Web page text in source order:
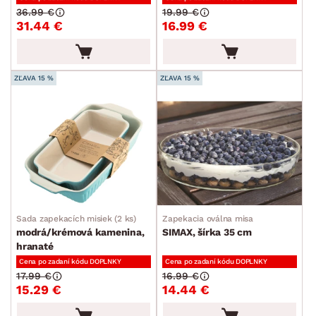
Plechy a pekáče
Príbory
Varešky a naberačky
Jedálenský servis
Poháre a poháriky
Príslušenstvo ku káve a čaju
Kuchynské nože
Dózy
Džbány a karafy
Cukrárske potreby
Záhradné doplnky
Osvetlenie
Ukladanie a organizácia
31.44 €
36.99 €
16.99 €
19.99 €
ZĽAVA 15 %
Sada zapekacích misiek (2 ks)
modrá/krémová kamenina,
hranaté
Cena po zadaní kódu DOPLNKY
15.29 €
17.99 €
ZĽAVA 15 %
Zapekacia oválna misa
SIMAX, šírka 35 cm
Cena po zadaní kódu DOPLNKY
14.44 €
16.99 €